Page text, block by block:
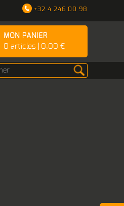
+32 4 246 00 98
MON PANIER
0 articles 0,00 €